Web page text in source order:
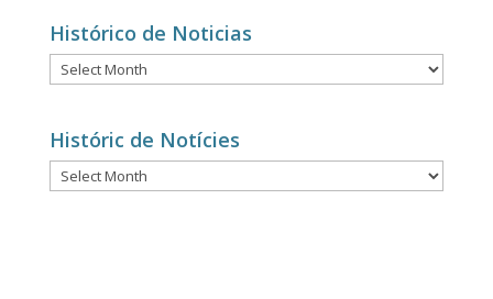
Histórico de Noticias
Histórico
de
Históric de Notícies
Históric
de